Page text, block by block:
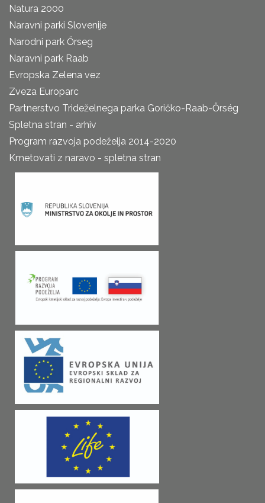
Natura 2000
Naravni parki Slovenije
Narodni park Őrseg
Naravni park Raab
Evropska Zelena vez
Zveza Europarc
Partnerstvo Trideželnega parka Goričko-Raab-Őrség
Spletna stran - arhiv
Program razvoja podeželja 2014-2020
Kmetovati z naravo - spletna stran